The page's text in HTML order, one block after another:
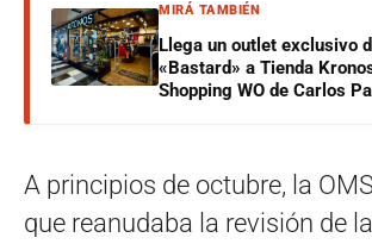
MIRÁ TAMBIÉN
Llega un outlet exclusivo
«Bastard» a Tienda
Shopping WO de Carlos
A principios de octubre, la
que reanudaba la revisión de